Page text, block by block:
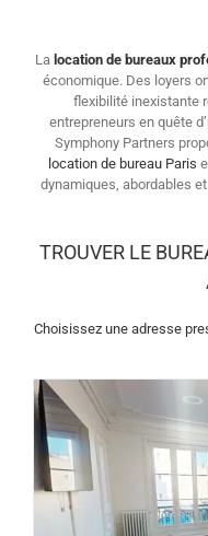
La location de bureaux
économique. Des loyers
flexibilité inexistante
entrepreneurs en quête
Symphony Partners
location de bureau Paris
dynamiques, abordables
TROUVER LE
Choisissez une adresse